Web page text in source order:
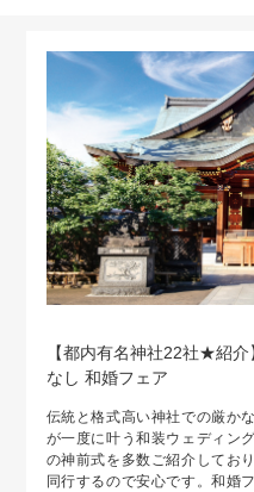
【都内有名神社22社★紹
なし 和婚フェア
伝統と格式高い神社での厳か
が一度に叶う和装ウェディン
の神前式を多数ご紹介してお
同行するので安心です。和婚